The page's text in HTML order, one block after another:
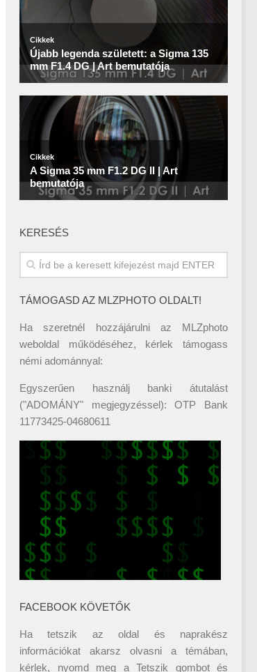
KERESÉS
TÁMOGASD AZ MLZPHOTO OLDALT!
Ha szeretnél hozzájárulni az MLZphoto
weboldal működéséhez, kérlek támogass
némi adománnyal:
Egyszerűen használj banki átutalást
("ADOMÁNY" megjegyzéssel): OTP Bank
11773425-04680611
FACEBOOK KÖVETŐK
Ha tetszik az oldal és naprakész
információkat akarsz olvasni a témában,
kérlek, nyomd meg a Tetszik gombot és